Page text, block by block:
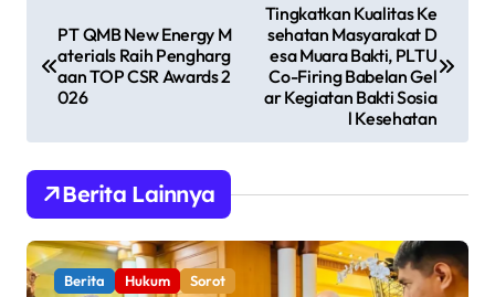
g
a
s
i
PT QMB New Energy M
aterials Raih Pengharg
aan TOP CSR Awards 2
026
Tingkatkan Kualitas Ke
sehatan Masyarakat D
esa Muara Bakti, PLTU
Co-Firing Babelan Gel
ar Kegiatan Bakti Sosia
l Kesehatan
Berita Lainnya
Berita Hukum Sorot